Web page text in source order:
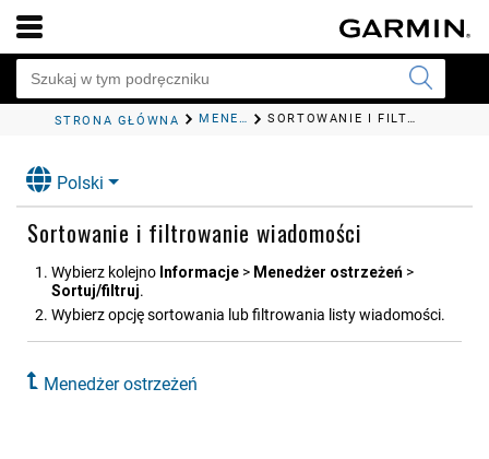
STRONA GŁÓWNA MENEDŻER OSTRZEŻEŃ SORTOWANIE I FILTROWANIE WIADOMOŚCI
Polski
Sortowanie i filtrowanie wiadomości
Wybierz kolejno Informacje > Menedżer ostrzeżeń >
Sortuj/filtruj.
Wybierz opcję sortowania lub filtrowania listy wiadomości.
Menedżer ostrzeżeń